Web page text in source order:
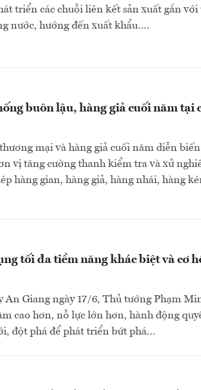
triển các chuỗi liên kết sản xuất gắn với
nước, hướng đến xuất khẩu….
buôn lậu, hàng giả cuối năm tại
mại và hàng giả cuối năm diễn
vị tăng cường thanh kiểm tra và xử
hàng gian, hàng giả, hàng nhái, hàng
tối đa tiềm năng khác biệt và cơ
Giang ngày 17/6, Thủ tướng Phạm
cao hơn, nỗ lực lớn hơn, hành động
đột phá để phát triển bứt phá...